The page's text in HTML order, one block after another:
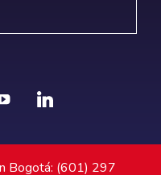
Bogotá: (601) 297